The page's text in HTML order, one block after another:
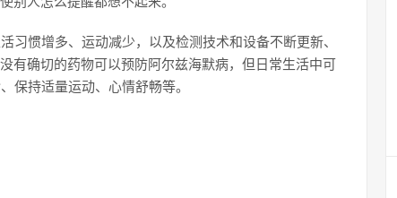
习惯增多、运动减少，以及检测技术和设备不断更新、
有确切的药物可以预防阿尔兹海默病，但日常生活中可
保持适量运动、心情舒畅等。